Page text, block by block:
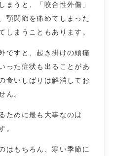
まうと、「咬合性外傷」
顎関節を痛めてしまった
しまうこともあります。
ですと、起き掛けの頭痛
った症状も出ることがあ
食いしばりは解消してお
ん。
ために最も大事なのは
。
はもちろん、寒い季節に